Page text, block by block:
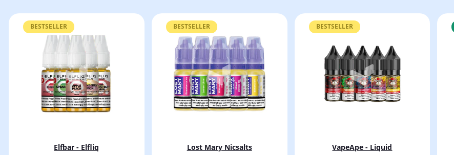
BESTSELLER
Elfbar - Elfliq
BESTSELLER
Lost Mary Nicsalts
BESTSELLER
VapeApe - Liquid